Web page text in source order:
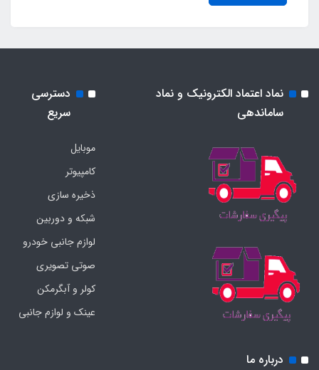
نماد اعتماد الکترونیک و نماد
ساماندهی
دسترسی
سریع
موبایل
کامپیوتر
ذخیره سازی
شبکه و دوربین
لوازم جانبی خودرو
صوتی تصویری
کولر و آبگرمکن
عینک و لوازم جانبی
درباره ما